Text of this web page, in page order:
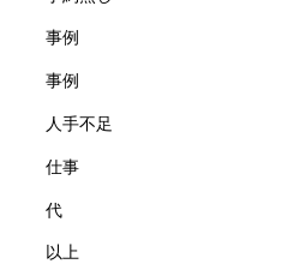
事例
事例
人手不足
仕事
代
以上